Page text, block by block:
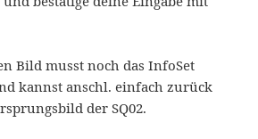
Bild musst noch das InfoSet
kannst anschl. einfach zurück
der SQ02.